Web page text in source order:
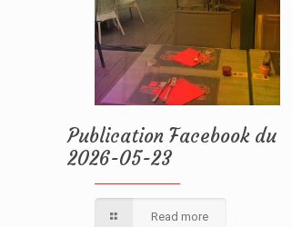
Publication Facebook du
2026-05-23
Read more